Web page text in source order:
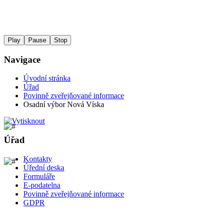
Play Pause Stop
Navigace
Úvodní stránka
Úřad
Povinně zveřejňované informace
Osadní výbor Nová Víska
Úřad
Kontakty
Úřední deska
Formuláře
E-podatelna
Povinně zveřejňované informace
GDPR